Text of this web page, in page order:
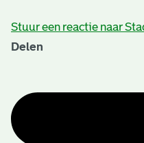
Stuur een reactie naar
Delen